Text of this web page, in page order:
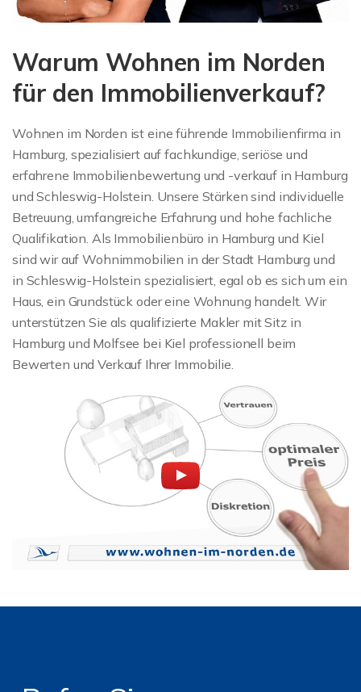
Warum Wohnen im Norden
für den Immobilienverkauf?
Wohnen im Norden ist eine führende Immobilienfirma in
Hamburg, spezialisiert auf fachkundige, seriöse und
erfahrene Immobilienbewertung und -verkauf in Hamburg
und Schleswig-Holstein. Unsere Stärken sind individuelle
Betreuung, umfangreiche Erfahrung und hohe fachliche
Qualifikation. Als Immobilienbüro in Hamburg und Kiel
sind wir auf Wohnimmobilien in der Stadt Hamburg und
in Schleswig-Holstein spezialisiert, egal ob es sich um ein
Haus, ein Grundstück oder eine Wohnung handelt. Wir
unterstützen Sie als qualifizierte Makler mit Sitz in
Hamburg und Molfsee bei Kiel professionell beim
Bewerten und Verkauf Ihrer Immobilie.